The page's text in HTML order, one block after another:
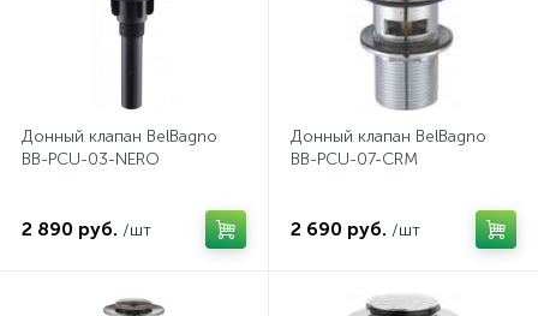
Донный клапан BelBagno
BB-PCU-03-NERO
2 890 руб. /шт
Донный клапан BelBagno
BB-PCU-07-CRM
2 690 руб. /шт